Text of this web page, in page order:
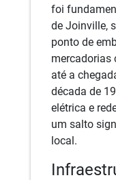
foi
de Joinville,
ponto de
mercadorias
até a
década de
elétrica e
um salto
local.